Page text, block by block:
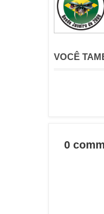
VOCÊ
0